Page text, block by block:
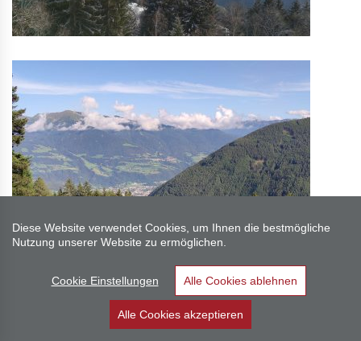
Diese Website verwendet Cookies, um Ihnen die bestmögliche
Nutzung unserer Website zu ermöglichen.
Cookie Einstellungen Alle Cookies ablehnen
Alle Cookies akzeptieren
E-Mail